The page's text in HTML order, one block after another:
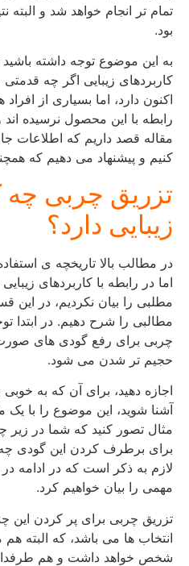
تمام تر انجام خواهد شد و البته
بود.
به این موضوع توجه داشته باشید
کاربردهای زیبایی اگر چه قدمتی
اکنون دارد، اما بسیاری از افراد
رابطه با این محصول نرسیده اند و
مقاله قصد داریم که اطلاعات
کنیم و پیشنهاد می دهیم که همچنان
تزریق چربی چه
زیبایی دارد؟
در مطالب بالا تاریخچه ی استفاده
اما در رابطه با کاربردهای زیبایی
مطلبی را بیان نکردیم، در این
مطالبی را شرح دهیم. در ابتدا
چربی برای رفع گودی های صورت و
حجیم تر شدن می شود.
اجازه دهید، برای آن که به خوبی
آشنا شوید، این موضوع را با یک
مثال تصور کنید که شما در زیر
برای برطرف کردن این گودی چه
لازم به ذکر است که در ادامه در
مهمی را بیان خواهیم کرد.
تزریق چربی برای پر کردن این
انتخاب ها می باشد، که البته هم
شخص خواهد داشت و هم طرفدارن